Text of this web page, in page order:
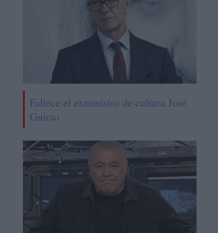
Fallece el exministro de cultura José
Guirao